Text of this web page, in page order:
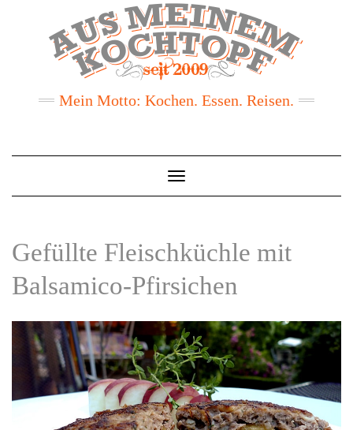
Mein Motto: Kochen. Essen. Reisen.
Toggle
Navigation
Gefüllte Fleischküchle mit
Balsamico-Pfirsichen